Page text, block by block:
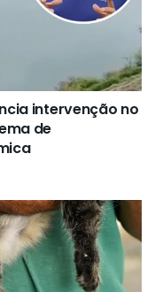
intervenção no
de